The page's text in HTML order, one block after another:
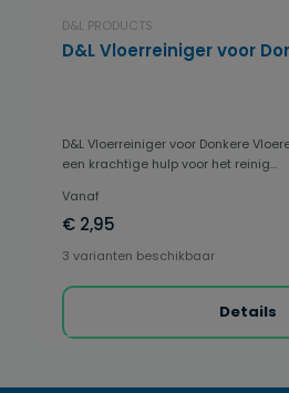
D&L PRODUCTS
D&L Vloerreiniger voor
D&L Vloerreiniger voor Donkere
een krachtige hulp voor het reinig...
Vanaf
€ 2,95
3 varianten beschikbaar
Details